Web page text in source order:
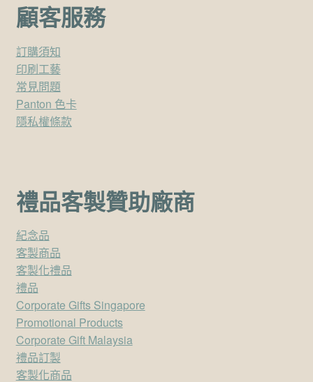
顧客服務
訂購須知
印刷工藝
常見問題
Panton 色卡
隱私權條款
禮品客製贊助廠商
紀念品
客製商品
客製化禮品
禮品
Corporate Gifts Singapore
Promotional Products
Corporate Gift Malaysia
禮品訂製
客製化商品